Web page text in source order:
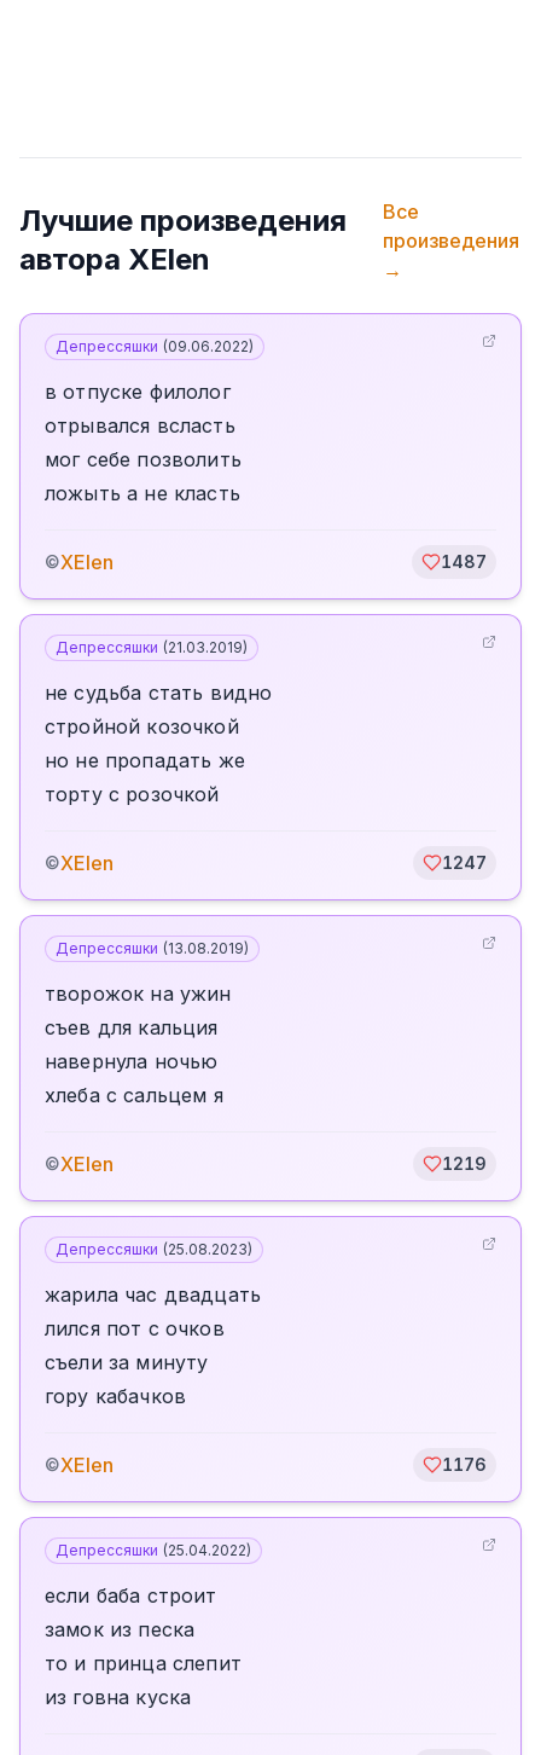
Лучшие произведения
автора XElen
Все
произведения
→
Депрессяшки (09.06.2022)
в отпуске филолог
отрывался всласть
мог себе позволить
ложыть а не класть
©XElen 1487
Депрессяшки (21.03.2019)
не судьба стать видно
стройной козочкой
но не пропадать же
торту с розочкой
©XElen 1247
Депрессяшки (13.08.2019)
творожок на ужин
съев для кальция
навернула ночью
хлеба с сальцем я
©XElen 1219
Депрессяшки (25.08.2023)
жарила час двадцать
лился пот с очков
съели за минуту
гору кабачков
©XElen 1176
Депрессяшки (25.04.2022)
если баба строит
замок из песка
то и принца слепит
из говна куска